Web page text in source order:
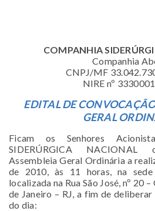
COMPANHIA
Companhia
CNPJ/MF
NIRE nº
EDITAL DE
GERAL
Ficam os Senhores
SIDERÚRGICA
Assembleia Geral Ordinária a
de 2010, às 11 horas, na sede
localizada na Rua São José, nº 20
de Janeiro – RJ, a fim de
do dia: